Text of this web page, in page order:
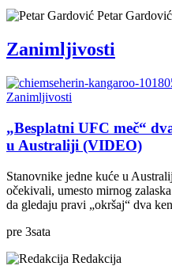
Petar Gardović
Zanimljivosti
Zanimljivosti
„Besplatni UFC meč“
u Australiji (VIDEO)
Stanovnike jedne kuće u
očekivali, umesto mirnog
da gledaju pravi „okršaj“ dva
pre 3sata
Redakcija